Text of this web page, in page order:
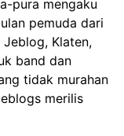
pura mengaku
pemuda dari
Jeblog, Klaten,
band dan
tidak murahan
merilis